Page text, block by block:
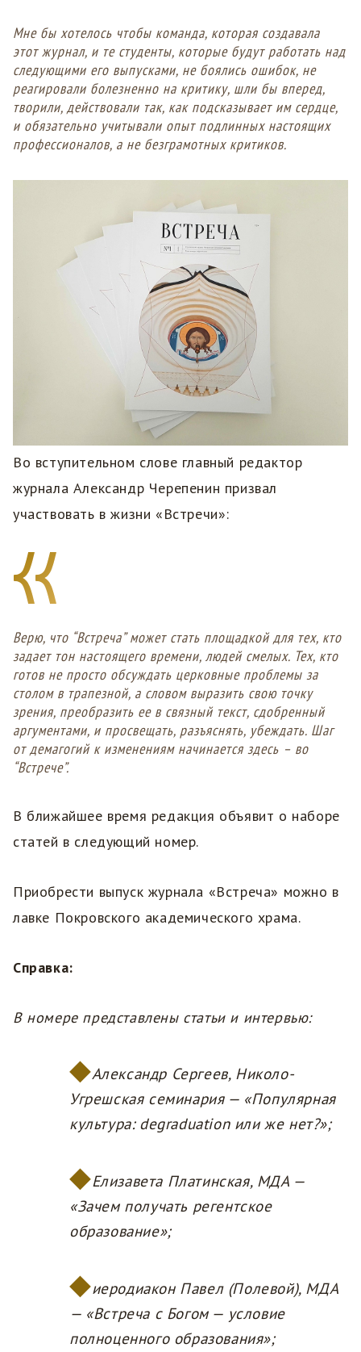
Мне бы хотелось чтобы команда, которая создавала
этот журнал, и те студенты, которые будут работать над
следующими его выпусками, не боялись ошибок, не
реагировали болезненно на критику, шли бы вперед,
творили, действовали так, как подсказывает им сердце,
и обязательно учитывали опыт подлинных настоящих
профессионалов, а не безграмотных критиков.
Во вступительном слове главный редактор
журнала Александр Черепенин призвал
участвовать в жизни «Встречи»:
Верю, что “Встреча” может стать площадкой для тех, кто
задает тон настоящего времени, людей смелых. Тех, кто
готов не просто обсуждать церковные проблемы за
столом в трапезной, а словом выразить свою точку
зрения, преобразить ее в связный текст, сдобренный
аргументами, и просвещать, разъяснять, убеждать. Шаг
от демагогий к изменениям начинается здесь – во
“Встрече”.
В ближайшее время редакция объявит о наборе
статей в следующий номер.
Приобрести выпуск журнала «Встреча» можно в
лавке Покровского академического храма.
Справка:
В номере представлены статьи и интервью:
Александр Сергеев, Николо-
Угрешская семинария — «Популярная
культура: degraduation или же нет?»;
Елизавета Платинская, МДА —
«Зачем получать регентское
образование»;
иеродиакон Павел (Полевой), МДА
— «Встреча с Богом — условие
полноценного образования»;